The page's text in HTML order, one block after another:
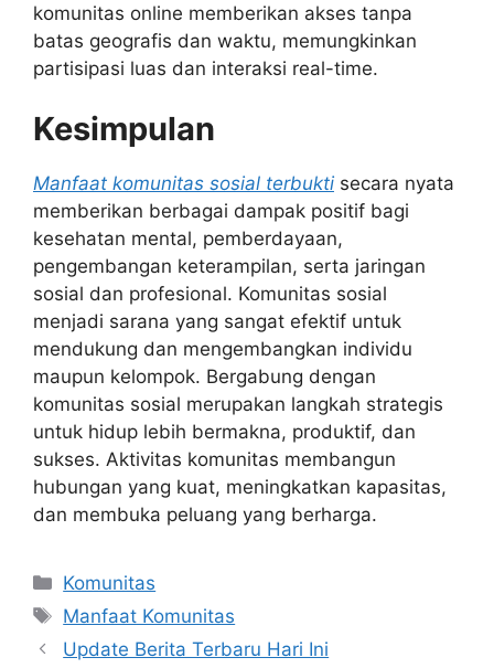
komunitas online memberikan akses tanpa
batas geografis dan waktu, memungkinkan
partisipasi luas dan interaksi real-time.
Kesimpulan
Manfaat komunitas sosial terbukti secara nyata
memberikan berbagai dampak positif bagi
kesehatan mental, pemberdayaan,
pengembangan keterampilan, serta jaringan
sosial dan profesional. Komunitas sosial
menjadi sarana yang sangat efektif untuk
mendukung dan mengembangkan individu
maupun kelompok. Bergabung dengan
komunitas sosial merupakan langkah strategis
untuk hidup lebih bermakna, produktif, dan
sukses. Aktivitas komunitas membangun
hubungan yang kuat, meningkatkan kapasitas,
dan membuka peluang yang berharga.
Kategori
Komunitas
Tag
Manfaat Komunitas
Update Berita Terbaru Hari Ini